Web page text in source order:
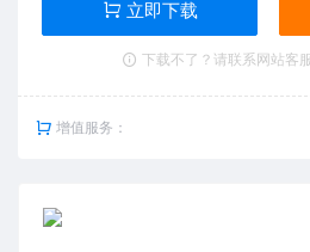
立即下载
下载不了？请联系网站客
增值服务：